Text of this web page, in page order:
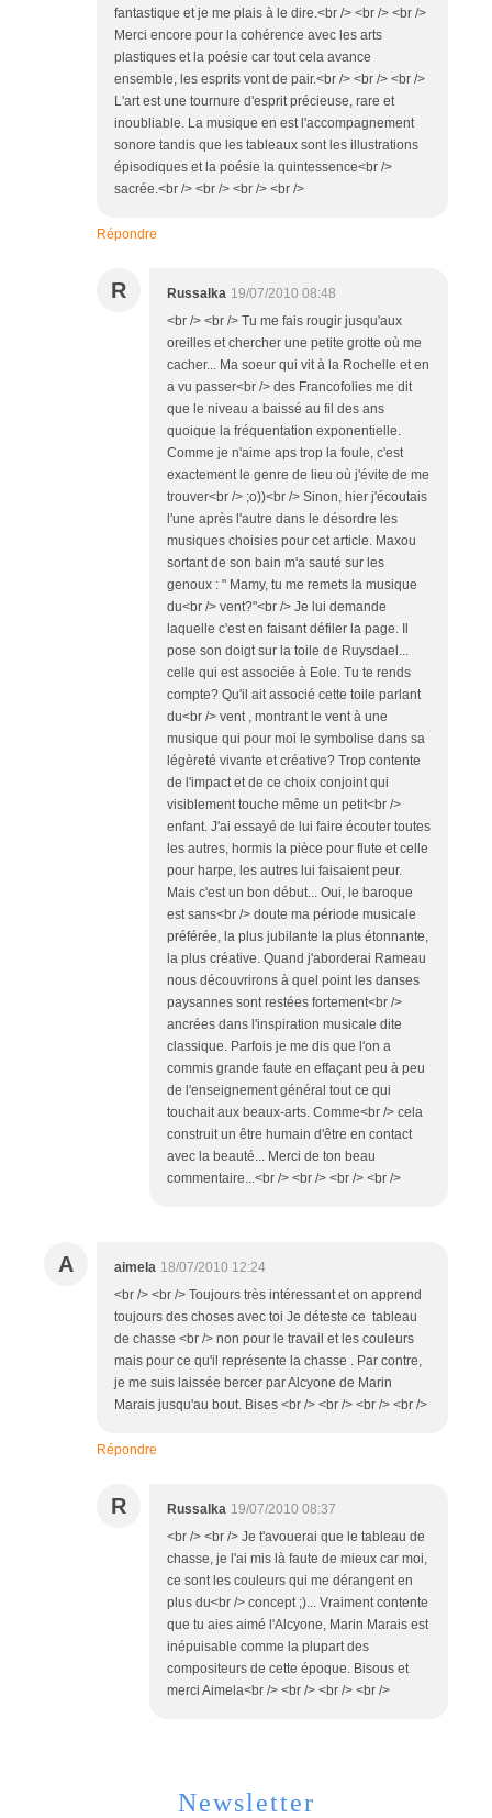
fantastique et je me plais à le dire.<br /> <br /> <br />
Merci encore pour la cohérence avec les arts
plastiques et la poésie car tout cela avance
ensemble, les esprits vont de pair.<br /> <br /> <br />
L'art est une tournure d'esprit précieuse, rare et
inoubliable. La musique en est l'accompagnement
sonore tandis que les tableaux sont les illustrations
épisodiques et la poésie la quintessence<br />
sacrée.<br /> <br /> <br /> <br />
Répondre
R Russalka 19/07/2010 08:48
<br /> <br /> Tu me fais rougir jusqu'aux
oreilles et chercher une petite grotte où me
cacher... Ma soeur qui vit à la Rochelle et en
a vu passer<br /> des Francofolies me dit
que le niveau a baissé au fil des ans
quoique la fréquentation exponentielle.
Comme je n'aime aps trop la foule, c'est
exactement le genre de lieu où j'évite de me
trouver<br /> ;o))<br /> Sinon, hier j'écoutais
l'une après l'autre dans le désordre les
musiques choisies pour cet article. Maxou
sortant de son bain m'a sauté sur les
genoux : " Mamy, tu me remets la musique
du<br /> vent?"<br /> Je lui demande
laquelle c'est en faisant défiler la page. Il
pose son doigt sur la toile de Ruysdael...
celle qui est associée à Eole. Tu te rends
compte? Qu'il ait associé cette toile parlant
du<br /> vent , montrant le vent à une
musique qui pour moi le symbolise dans sa
légèreté vivante et créative? Trop contente
de l'impact et de ce choix conjoint qui
visiblement touche même un petit<br />
enfant. J'ai essayé de lui faire écouter toutes
les autres, hormis la pièce pour flute et celle
pour harpe, les autres lui faisaient peur.
Mais c'est un bon début... Oui, le baroque
est sans<br /> doute ma période musicale
préférée, la plus jubilante la plus étonnante,
la plus créative. Quand j'aborderai Rameau
nous découvrirons à quel point les danses
paysannes sont restées fortement<br />
ancrées dans l'inspiration musicale dite
classique. Parfois je me dis que l'on a
commis grande faute en effaçant peu à peu
de l'enseignement général tout ce qui
touchait aux beaux-arts. Comme<br /> cela
construit un être humain d'être en contact
avec la beauté... Merci de ton beau
commentaire...<br /> <br /> <br /> <br />
A aimela 18/07/2010 12:24
<br /> <br /> Toujours très intéressant et on apprend
toujours des choses avec toi Je déteste ce tableau
de chasse <br /> non pour le travail et les couleurs
mais pour ce qu'il représente la chasse . Par contre,
je me suis laissée bercer par Alcyone de Marin
Marais jusqu'au bout. Bises <br /> <br /> <br /> <br />
Répondre
R Russalka 19/07/2010 08:37
<br /> <br /> Je t'avouerai que le tableau de
chasse, je l'ai mis là faute de mieux car moi,
ce sont les couleurs qui me dérangent en
plus du<br /> concept ;)... Vraiment contente
que tu aies aimé l'Alcyone, Marin Marais est
inépuisable comme la plupart des
compositeurs de cette époque. Bisous et
merci Aimela<br /> <br /> <br /> <br />
Newsletter